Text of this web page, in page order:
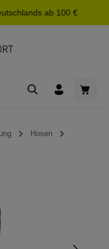
ab 100 €
Hosen